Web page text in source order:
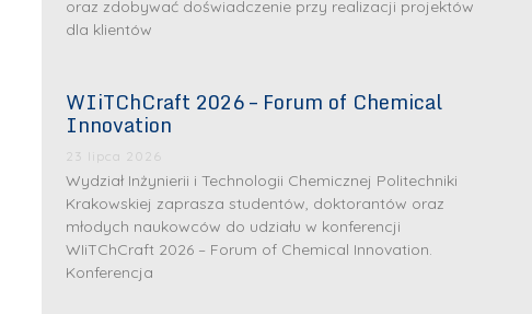
oraz zdobywać doświadczenie przy realizacji projektów
dla klientów
WIiTChCraft 2026 – Forum of Chemical
Innovation
23 lipca 2026
Wydział Inżynierii i Technologii Chemicznej Politechniki
Krakowskiej zaprasza studentów, doktorantów oraz
młodych naukowców do udziału w konferencji
WIiTChCraft 2026 – Forum of Chemical Innovation.
Konferencja